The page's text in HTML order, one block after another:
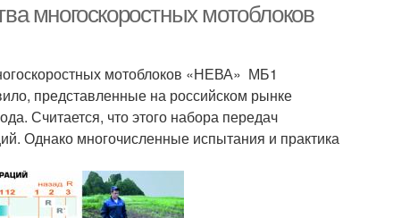
многоскоростных мотоблоков
мотоблоков «НЕВА» МБ1
представленные на российском рынке
Считается, что этого набора передач
Однако многочисленные испытания и практика